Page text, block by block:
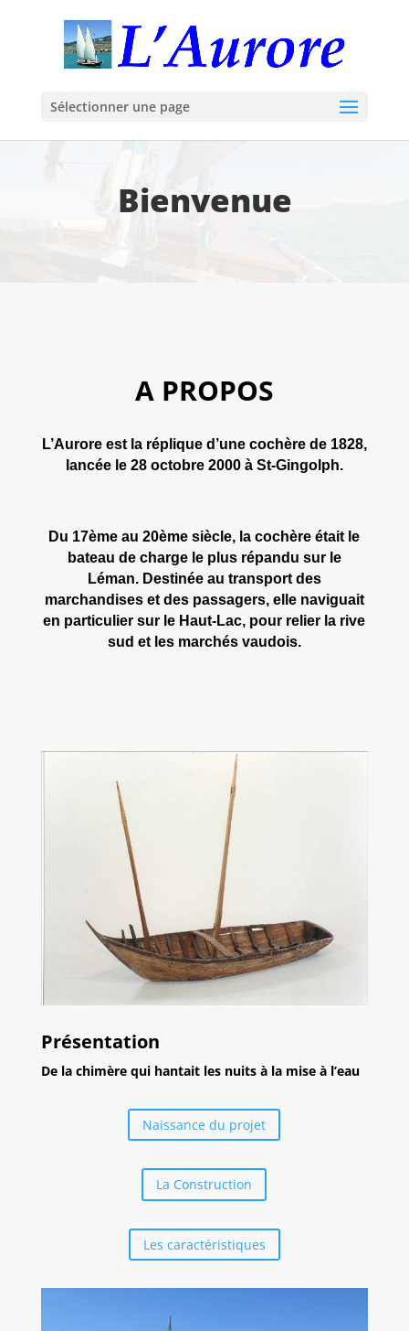
Sélectionner une page
Bienvenue
A PROPOS
L’Aurore est la réplique d’une cochère de 1828,
lancée le 28 octobre 2000 à St-Gingolph.
Du 17ème au 20ème siècle, la cochère était le
bateau de charge le plus répandu sur le
Léman. Destinée au transport des
marchandises et des passagers, elle naviguait
en particulier sur le Haut-Lac, pour relier la rive
sud et les marchés vaudois.
Présentation
De la chimère qui hantait les nuits à la mise à l’eau
Naissance du projet
La Construction
Les caractéristiques